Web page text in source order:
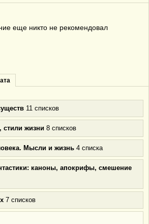
еще никто не рекомендовал
11 списков
стили жизни 8 списков
Мысли и жизнь 4 списка
каноны, апокрифы, смешение
7 списков